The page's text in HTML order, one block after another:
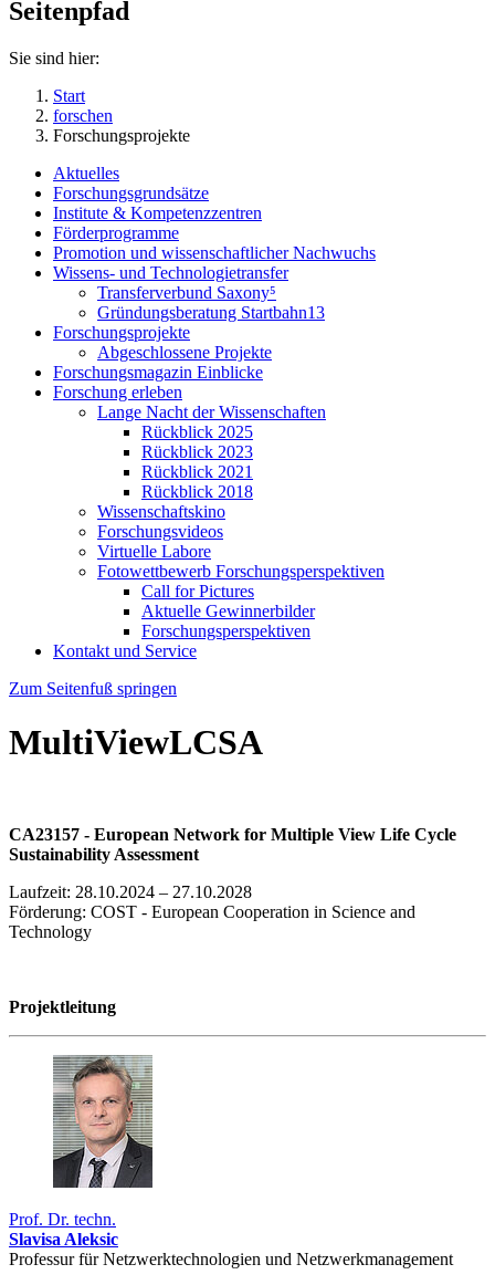
Seitenpfad
Sie sind hier:
Start
forschen
Forschungsprojekte
Aktuelles
Forschungsgrundsätze
Institute & Kompetenzzentren
Förderprogramme
Promotion und wissenschaftlicher Nachwuchs
Wissens- und Technologietransfer
Transferverbund Saxony⁵
Gründungsberatung Startbahn13
Forschungsprojekte
Abgeschlossene Projekte
Forschungsmagazin Einblicke
Forschung erleben
Lange Nacht der Wissenschaften
Rückblick 2025
Rückblick 2023
Rückblick 2021
Rückblick 2018
Wissenschaftskino
Forschungsvideos
Virtuelle Labore
Fotowettbewerb Forschungsperspektiven
Call for Pictures
Aktuelle Gewinnerbilder
Forschungsperspektiven
Kontakt und Service
Zum Seitenfuß springen
MultiViewLCSA
CA23157 - European Network for Multiple View Life Cycle
Sustainability Assessment
Laufzeit: 28.10.2024 – 27.10.2028
Förderung: COST - European Cooperation in Science and
Technology
Projektleitung
Prof. Dr. techn.
Slavisa Aleksic
Professur für Netzwerktechnologien und Netzwerkmanagement